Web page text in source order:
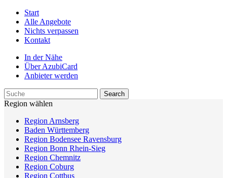
Start
Alle Angebote
Nichts verpassen
Kontakt
In der Nähe
Über AzubiCard
Anbieter werden
Region wählen
Region Arnsberg
Baden Württemberg
Region Bodensee Ravensburg
Region Bonn Rhein-Sieg
Region Chemnitz
Region Coburg
Region Cottbus